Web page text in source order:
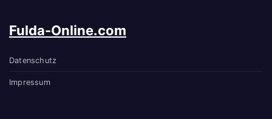
Fulda-Online.com
Datenschutz
Impressum